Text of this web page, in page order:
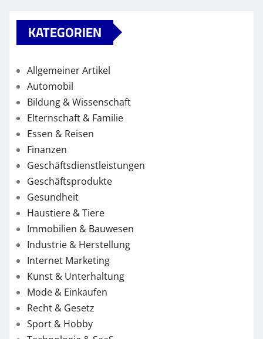
KATEGORIEN
Allgemeiner Artikel
Automobil
Bildung & Wissenschaft
Elternschaft & Familie
Essen & Reisen
Finanzen
Geschäftsdienstleistungen
Geschäftsprodukte
Gesundheit
Haustiere & Tiere
Immobilien & Bauwesen
Industrie & Herstellung
Internet Marketing
Kunst & Unterhaltung
Mode & Einkaufen
Recht & Gesetz
Sport & Hobby